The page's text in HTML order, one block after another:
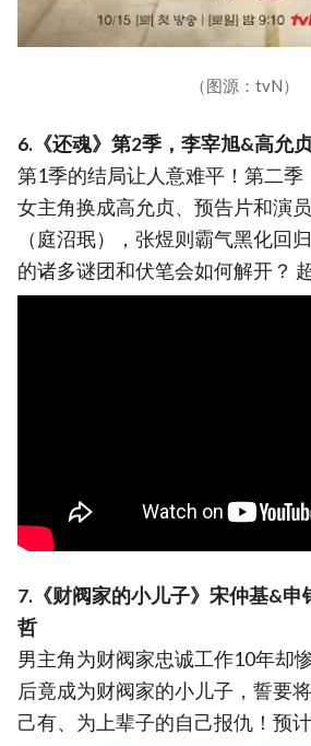
（图源：tvN）
6.《还魂》第2季，李宰旭&高允
第1季的结局让人意难平！第二季
女主角换成高允贞、预告片和演
（庭沼珉），张煜则霸气黑化回
的诸多谜团和伏笔会如何解开？
7.《财阀家的小儿子》宋仲基&申
哲
男主角为财阀家忠诚工作10年却
后竟成为财阀家的小儿子，誓要
己有、为上辈子的自己报仇！预